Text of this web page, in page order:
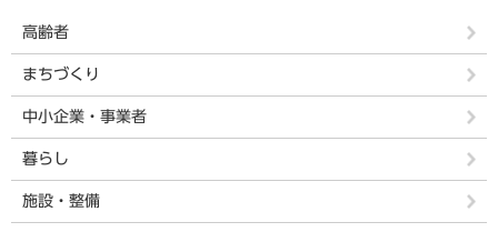
高齢者
まちづくり
中小企業・事業者
暮らし
施設・整備